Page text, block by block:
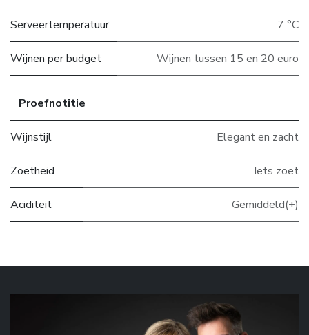
Serveertemperatuur 7 °C
Wijnen per budget Wijnen tussen 15 en 20 euro
Proefnotitie
Wijnstijl Elegant en zacht
Zoetheid Iets zoet
Aciditeit Gemiddeld(+)